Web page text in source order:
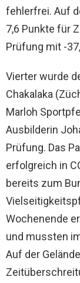
fehlerfrei. Auf
7,6 Punkte für
Prüfung mit -
Vierter wurde
Chakalaka
Marloh
Ausbilderin
Prüfung. Das
erfolgreich in
bereits zum
Wochenende
und mussten
Auf der